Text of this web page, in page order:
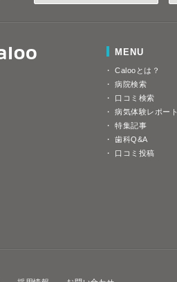
MENU
Calooとは？
病院検索
口コミ検索
病気体験レポート
特集記事
歯科Q&A
口コミ投稿